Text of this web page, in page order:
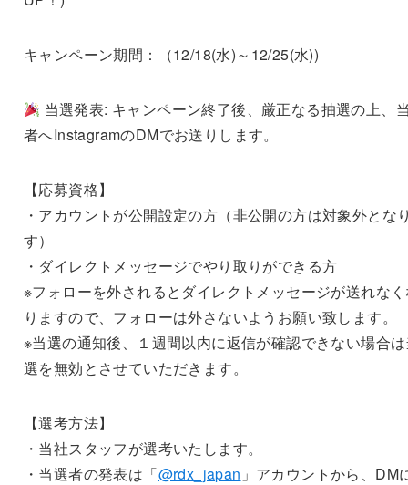
キャンペーン期間：（12/18(水)～12/25(水))
当選発表: キャンペーン終了後、厳正なる抽選の上、
者へInstagramのDMでお送りします。
【応募資格】
・アカウントが公開設定の方（非公開の方は対象外とな
す）
・ダイレクトメッセージでやり取りができる方
※フォローを外されるとダイレクトメッセージが送れな
りますので、フォローは外さないようお願い致します。
※当選の通知後、１週間以内に返信が確認できない場合
選を無効とさせていただきます。
【選考方法】
・当社スタッフが選考いたします。
・当選者の発表は「@rdx_japan 」アカウントから、DM